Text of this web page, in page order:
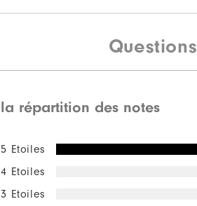
la répartition des notes
5 Etoiles
4 Etoiles
3 Etoiles